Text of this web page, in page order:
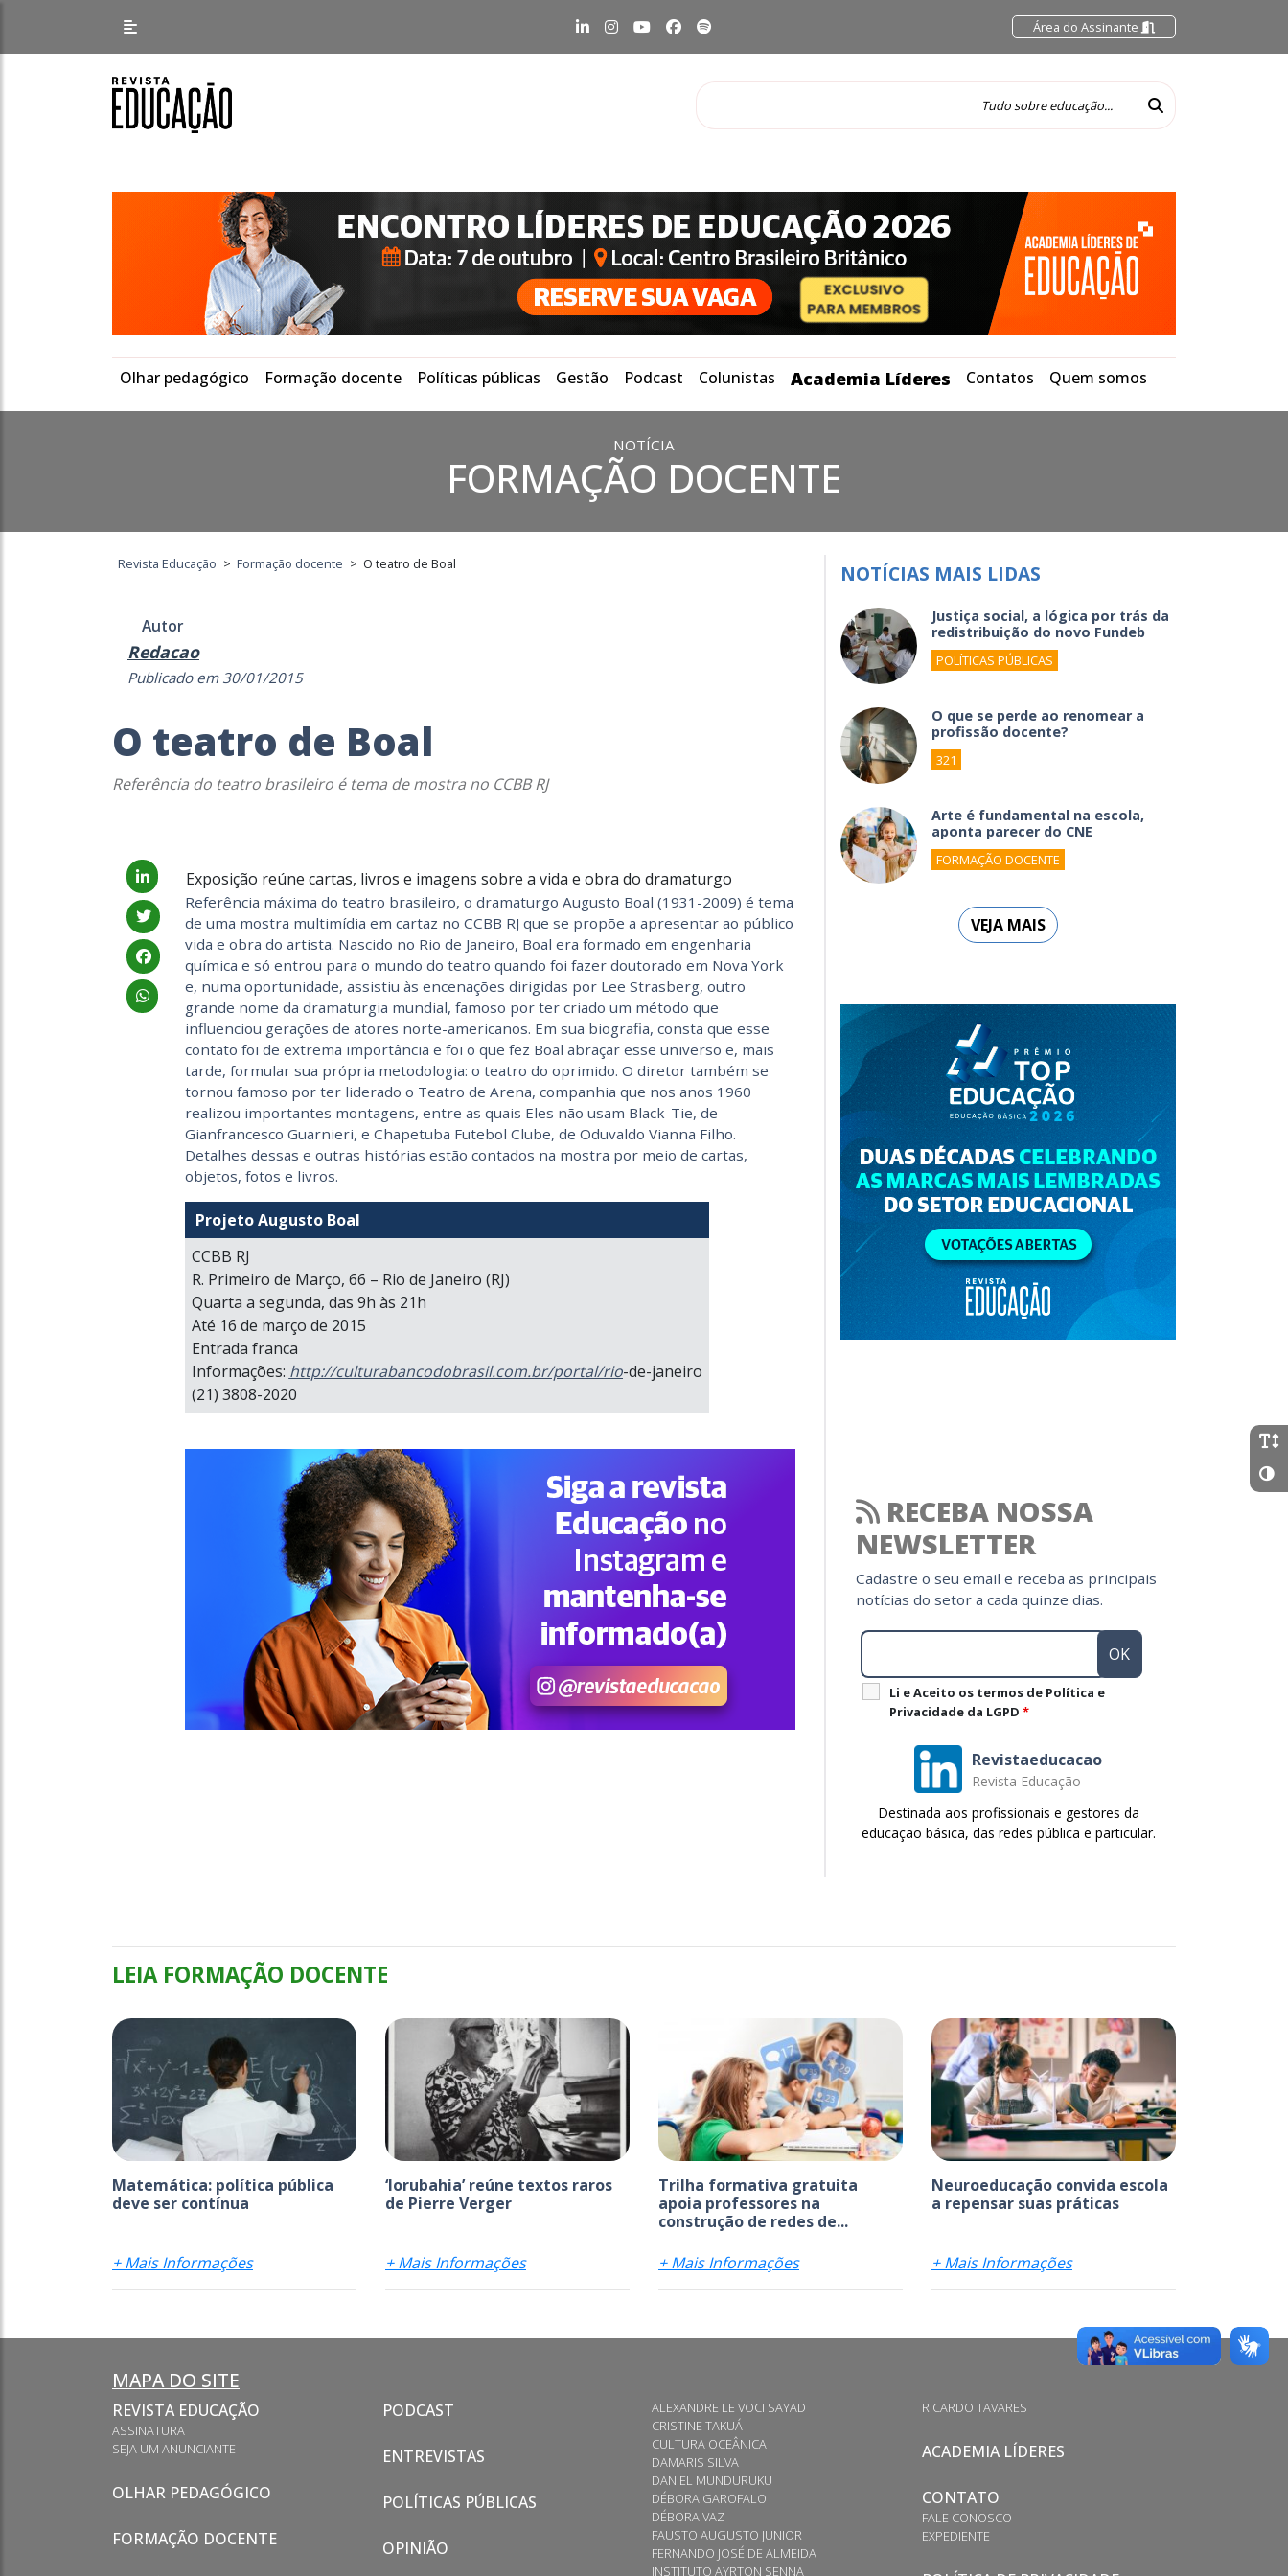
Área do Assinante
Olhar pedagógico Formação docente Políticas públicas Gestão Podcast Colunistas Academia Líderes Contatos Quem somos
NOTÍCIA
FORMAÇÃO DOCENTE
Revista Educação > Formação docente > O teatro de Boal
Autor
Redacao
Publicado em 30/01/2015
O teatro de Boal
Referência do teatro brasileiro é tema de mostra no CCBB RJ
Exposição reúne cartas, livros e imagens sobre a vida e obra do dramaturgo
Referência máxima do teatro brasileiro, o dramaturgo Augusto Boal (1931-2009) é tema
de uma mostra multimídia em cartaz no CCBB RJ que se propõe a apresentar ao público
vida e obra do artista. Nascido no Rio de Janeiro, Boal era formado em engenharia
química e só entrou para o mundo do teatro quando foi fazer doutorado em Nova York
e, numa oportunidade, assistiu às encenações dirigidas por Lee Strasberg, outro
grande nome da dramaturgia mundial, famoso por ter criado um método que
influenciou gerações de atores norte-americanos. Em sua biografia, consta que esse
contato foi de extrema importância e foi o que fez Boal abraçar esse universo e, mais
tarde, formular sua própria metodologia: o teatro do oprimido. O diretor também se
tornou famoso por ter liderado o Teatro de Arena, companhia que nos anos 1960
realizou importantes montagens, entre as quais Eles não usam Black-Tie, de
Gianfrancesco Guarnieri, e Chapetuba Futebol Clube, de Oduvaldo Vianna Filho.
Detalhes dessas e outras histórias estão contados na mostra por meio de cartas,
objetos, fotos e livros.
Projeto Augusto Boal
CCBB RJ
R. Primeiro de Março, 66 – Rio de Janeiro (RJ)
Quarta a segunda, das 9h às 21h
Até 16 de março de 2015
Entrada franca
Informações: http://culturabancodobrasil.com.br/portal/rio-de-janeiro
(21) 3808-2020
NOTÍCIAS MAIS LIDAS
Justiça social, a lógica por trás da
redistribuição do novo Fundeb
POLÍTICAS PÚBLICAS
O que se perde ao renomear a
profissão docente?
321
Arte é fundamental na escola,
aponta parecer do CNE
FORMAÇÃO DOCENTE
VEJA MAIS
RECEBA NOSSA
NEWSLETTER
Cadastre o seu email e receba as principais
notícias do setor a cada quinze dias.
Li e Aceito os termos de Política e
Privacidade da LGPD *
Revistaeducacao
Revista Educação
Destinada aos profissionais e gestores da
educação básica, das redes pública e particular.
LEIA FORMAÇÃO DOCENTE
Matemática: política pública
deve ser contínua
+ Mais Informações
‘Iorubahia’ reúne textos raros
de Pierre Verger
+ Mais Informações
Trilha formativa gratuita
apoia professores na
construção de redes de...
+ Mais Informações
Neuroeducação convida escola
a repensar suas práticas
+ Mais Informações
MAPA DO SITE
REVISTA EDUCAÇÃO
ASSINATURA
SEJA UM ANUNCIANTE
OLHAR PEDAGÓGICO
FORMAÇÃO DOCENTE
PODCAST
ENTREVISTAS
POLÍTICAS PÚBLICAS
OPINIÃO
ALEXANDRE LE VOCI SAYAD
CRISTINE TAKUÁ
CULTURA OCEÂNICA
DAMARIS SILVA
DANIEL MUNDURUKU
DÉBORA GAROFALO
DÉBORA VAZ
FAUSTO AUGUSTO JUNIOR
FERNANDO JOSÉ DE ALMEIDA
INSTITUTO AYRTON SENNA
RICARDO TAVARES
ACADEMIA LÍDERES
CONTATO
FALE CONOSCO
EXPEDIENTE